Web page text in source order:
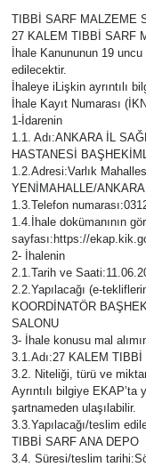
TIBBİ SARF MALZEME
27 KALEM TIBBİ SARF
İhale Kanununun 19
edilecektir.
İhaleye iLişkin ayrıntılı
İhale Kayıt Numarası
1-İdarenin
1.1. Adı:ANKARA İL
HASTANESİ
1.2.Adresi:Varlık
YENİMAHALLE/
1.3.Telefon
1.4.İhale dokümanının
sayfası:https://
2- İhalenin
2.1.Tarih ve
2.2.Yapılacağı (e-
KOORDİNATÖR
SALONU
3- İhale konusu mal
3.1.Adı:27 KALEM TIBBİ
3.2. Niteliği, türü ve
Ayrıntılı bilgiye
şartnameden ulaşılabilir.
3.3.Yapılacağı/teslim
TIBBİ SARF ANA DEPO
3.4. Süresi/teslim
Resmi İlanlar
Haber Arşivi